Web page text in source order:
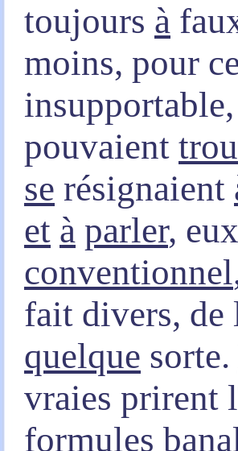
toujours à
moins, pour
insupportable,
pouvaient
se résignaient
et à parler,
conventionnel
fait divers, de
quelque sorte.
vraies prirent
formules